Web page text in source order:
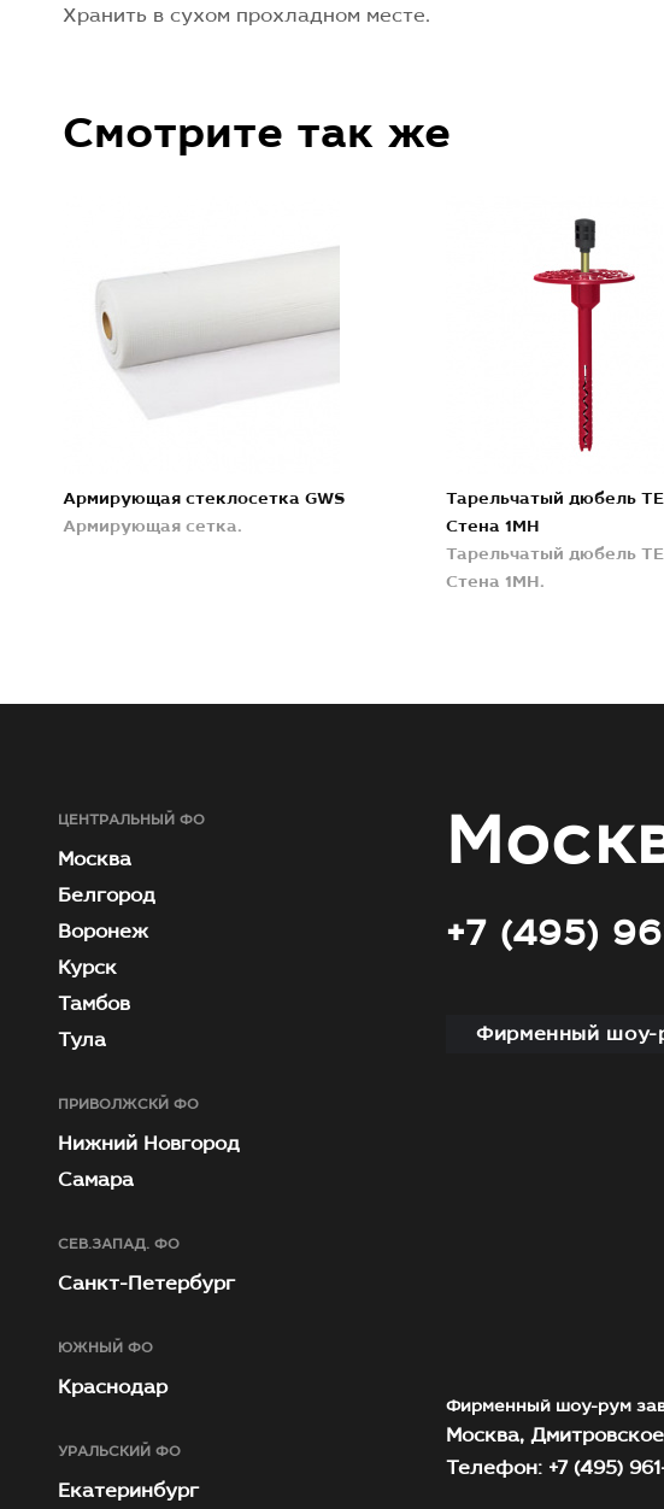
Хранить в сухом прохладном месте.
Смотрите так же
Армирующая стеклосетка GWS
Армирующая сетка.
Тарельчатый дюбель
Стена 1MH
Тарельчатый дюбель
Стена 1MH.
ЦЕНТРАЛЬНЫЙ ФО
Москва
Белгород
Воронеж
Курск
Тамбов
Тула
ПРИВОЛЖСКЙ ФО
Нижний Новгород
Самара
СЕВ.ЗАПАД. ФО
Санкт-Петербург
ЮЖНЫЙ ФО
Краснодар
УРАЛЬСКИЙ ФО
Екатеринбург
+7 (495)
Фирменный шоу-
Фирменный шоу-рум
Москва,
Телефон: +7 (495)